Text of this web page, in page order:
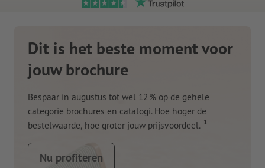
Dit is het beste moment voor
jouw brochure
Bespaar in augustus tot wel 12 % op de gehele
categorie brochures en catalogi. Hoe hoger de
bestelwaarde, hoe groter jouw prijsvoordeel. 1
Nu profiteren